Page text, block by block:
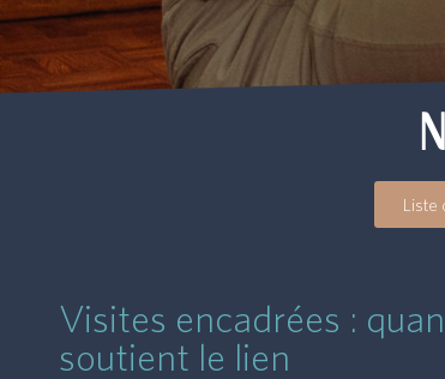
Liste
Visites encadrées :
soutient le lien